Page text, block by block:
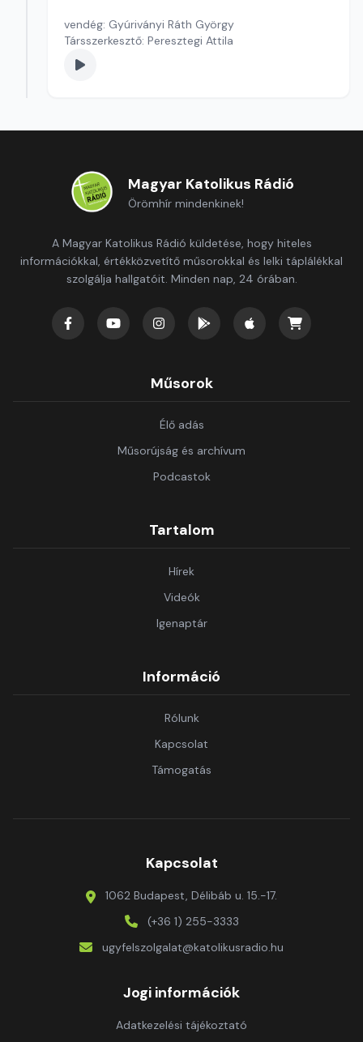
vendég: Gyúriványi Ráth György
Társszerkesztő: Peresztegi Attila
Magyar Katolikus Rádió
Örömhír mindenkinek!
A Magyar Katolikus Rádió küldetése, hogy hiteles
információkkal, értékközvetítő műsorokkal és lelki táplálékkal
szolgálja hallgatóit. Minden nap, 24 órában.
Műsorok
Élő adás
Műsorújság és archívum
Podcastok
Tartalom
Hírek
Videók
Igenaptár
Információ
Rólunk
Kapcsolat
Támogatás
Kapcsolat
1062 Budapest, Délibáb u. 15.-17.
(+36 1) 255-3333
ugyfelszolgalat@katolikusradio.hu
Jogi információk
Adatkezelési tájékoztató